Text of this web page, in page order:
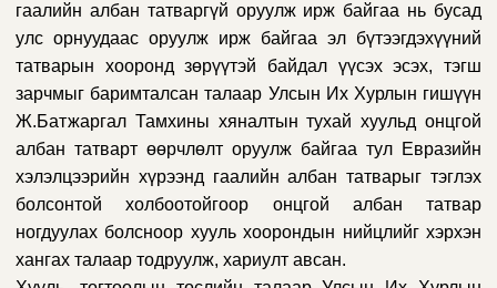
гаалийн албан татваргүй оруулж ирж байгаа нь бусад
улс орнуудаас оруулж ирж байгаа эл бүтээгдэхүүний
татварын хооронд зөрүүтэй байдал үүсэх эсэх, тэгш
зарчмыг баримталсан талаар Улсын Их Хурлын гишүүн
Ж.Батжаргал Тамхины хяналтын тухай хуульд онцгой
албан татварт өөрчлөлт оруулж байгаа тул Евразийн
хэлэлцээрийн хүрээнд гаалийн албан татварыг тэглэх
болсонтой холбоотойгоор онцгой албан татвар
ногдуулах болсноор хууль хоорондын нийцлийг хэрхэн
хангах талаар тодруулж, хариулт авсан.